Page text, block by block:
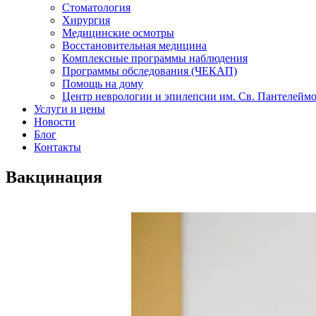
Стоматология
Хирургия
Медицинские осмотры
Восстановительная медицина
Комплексные программы наблюдения
Программы обследования (ЧЕКАП)
Помощь на дому
Центр неврологии и эпилепсии им. Св.
Услуги и цены
Новости
Блог
Контакты
Вакцинация